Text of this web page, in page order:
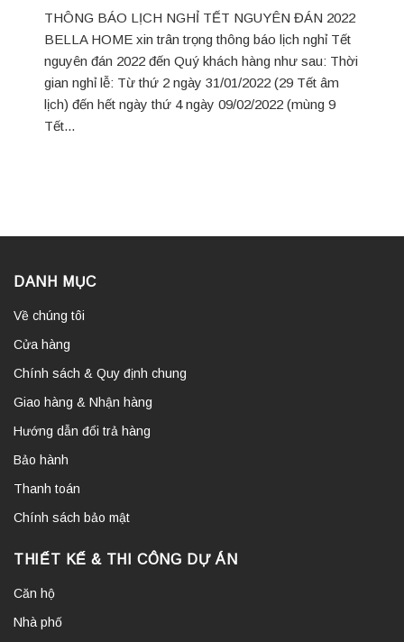
THÔNG BÁO LỊCH NGHỈ TẾT NGUYÊN ĐÁN 2022
BELLA HOME xin trân trọng thông báo lịch nghỉ Tết
nguyên đán 2022 đến Quý khách hàng như sau: Thời
gian nghỉ lễ: Từ thứ 2 ngày 31/01/2022 (29 Tết âm
lịch) đến hết ngày thứ 4 ngày 09/02/2022 (mùng 9
Tết...
DANH MỤC
Về chúng tôi
Cửa hàng
Chính sách & Quy định chung
Giao hàng & Nhận hàng
Hướng dẫn đổi trả hàng
Bảo hành
Thanh toán
Chính sách bảo mật
THIẾT KẾ & THI CÔNG DỰ ÁN
Căn hộ
Nhà phố